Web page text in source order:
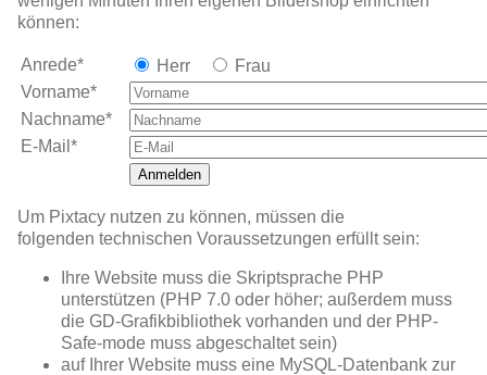
können:
Anrede* Herr
Frau
Vorname*
Nachname*
E-Mail*
Anmelden
Um Pixtacy nutzen zu können, müssen die
folgenden technischen Voraussetzungen erfüllt sein:
Ihre Website muss die Skriptsprache PHP
unterstützen (PHP 7.0 oder höher; außerdem muss
die GD-Grafikbibliothek vorhanden und der PHP-
Safe-mode muss abgeschaltet sein)
auf Ihrer Website muss eine MySQL-Datenbank zur